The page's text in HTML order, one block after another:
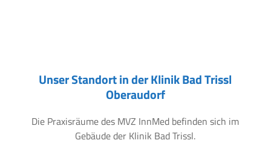
Unser Standort in der Klinik Bad Trissl
Oberaudorf
Die Praxisräume des MVZ InnMed befinden sich im
Gebäude der Klinik Bad Trissl.